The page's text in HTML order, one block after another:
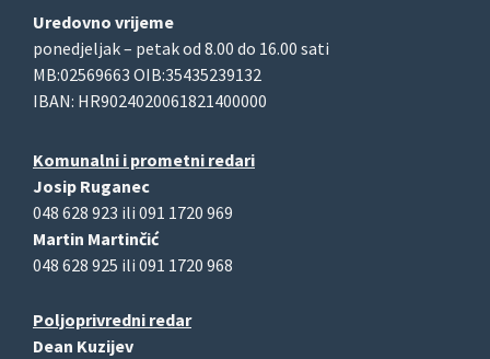
Uredovno vrijeme
ponedjeljak – petak od 8.00 do 16.00 sati
MB:02569663 OIB:35435239132
IBAN: HR9024020061821400000
Komunalni i prometni redari
Josip Ruganec
048 628 923 ili 091 1720 969
Martin Martinčić
048 628 925 ili 091 1720 968
Poljoprivredni redar
Dean Kuzijev